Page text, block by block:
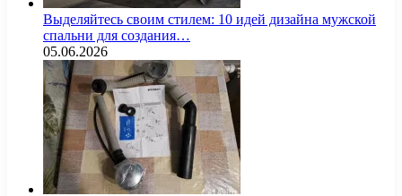
Выделяйтесь своим стилем: 10 идей дизайна мужской
спальни для создания…
05.06.2026